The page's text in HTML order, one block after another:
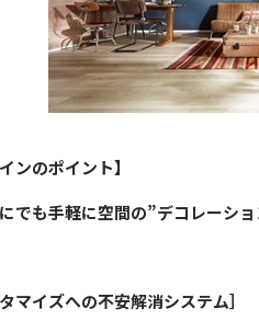
ンのポイント】
でも手軽に空間の”デコレーシ
タマイズへの不安解消システム］